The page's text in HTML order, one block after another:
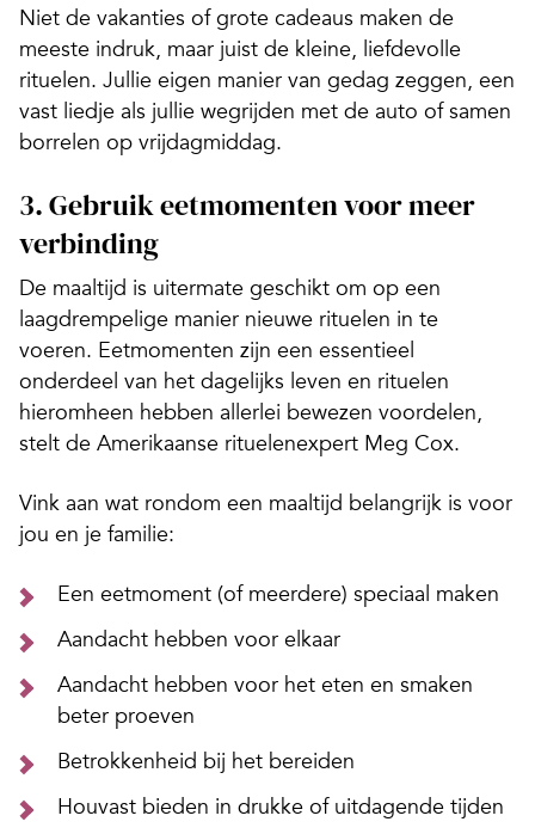
Niet de vakanties of grote cadeaus maken de
meeste indruk, maar juist de kleine, liefdevolle
rituelen. Jullie eigen manier van gedag zeggen, een
vast liedje als jullie wegrijden met de auto of samen
borrelen op vrijdagmiddag.
3. Gebruik eetmomenten voor meer
verbinding
De maaltijd is uitermate geschikt om op een
laagdrempelige manier nieuwe rituelen in te
voeren. Eetmomenten zijn een essentieel
onderdeel van het dagelijks leven en rituelen
hieromheen hebben allerlei bewezen voordelen,
stelt de Amerikaanse rituelenexpert Meg Cox.
Vink aan wat rondom een maaltijd belangrijk is voor
jou en je familie:
Een eetmoment (of meerdere) speciaal maken
Aandacht hebben voor elkaar
Aandacht hebben voor het eten en smaken
beter proeven
Betrokkenheid bij het bereiden
Houvast bieden in drukke of uitdagende tijden